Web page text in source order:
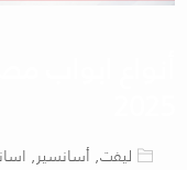
ليفت, أسانسير,